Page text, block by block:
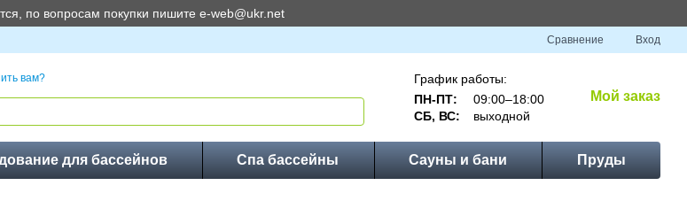
по вопросам покупки пишите e-web@ukr.net
Сравнение Вход
вам?
График работы:
ПН-ПТ:
09:00–18:00
СБ, ВС:
выходной
Мой заказ
для бассейнов Спа бассейны Сауны и бани Пруды